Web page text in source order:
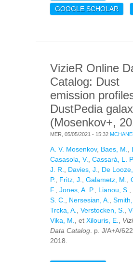
GOOGLE SCHOLAR
VizieR Online
Catalog: Dust
emission
DustPedia
(Mosenkov+,
MER, 05/05/2021 - 15:32
A. V. Mosenkov, Baes, M.
Casasola, V.
Cassarà, L. P.
J. R.
Davies, J. De Looze,
P.
Fritz, J. Galametz, M.
F.
Jones, A. P. Lianou, S.
S. C.
Nersesian, A. Smith,
Trcka, A.
Verstocken, S.
Vika, M.
, et Xilouris, E.
Data Catalog . p. J/A+A/
2018.